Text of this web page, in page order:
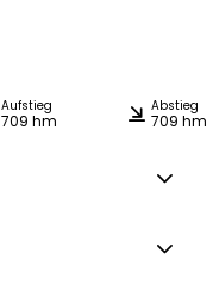
Aufstieg
709 hm
Abstieg
709 hm